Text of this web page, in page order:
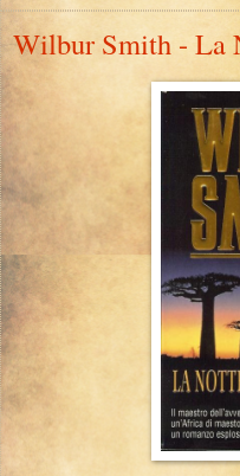
Wilbur Smith - La